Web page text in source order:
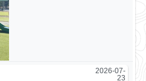
2026-07-
23